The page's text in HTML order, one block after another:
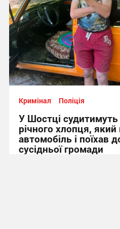
Кримінал Поліція
У Шостці
річного хлопця, який
автомобіль і поїхав
сусідньої громади